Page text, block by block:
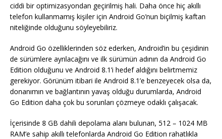
ciddi bir optimizasyondan geçirilmiş hali. Daha önce hiç akıllı
telefon kullanmamış kişiler için Android Go’nun biçilmiş kaftan
niteliğinde olduğunu söyleyebiliriz.
Android Go özelliklerinden söz ederken, Android’in bu çeşidinin
de sürümlere ayrılacağını ve ilk sürümün adının da Android Go
Edition olduğunu ve Android 8.1’i hedef aldığını belirtmemiz
gerekiyor. Görünüm itibari ile Android 8.1’e benzeyecek olsa da,
donanımın ve bağlantının yavaş olduğu durumlarda, Android
Go Edition daha çok bu sorunları çözmeye odaklı çalışacak.
İçerisinde 8 GB dahili depolama alanı bulunan, 512 – 1024 MB
RAM’e sahip akıllı telefonlarda Android Go Edition rahatlıkla